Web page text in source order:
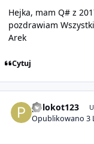
Hejka, mam Q# z
pozdrawiam
Arek
Cytuj
polokot123
Opublikowano3